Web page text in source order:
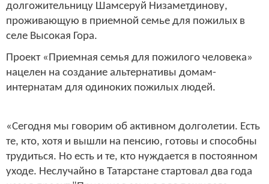
долгожительницу Шамсеруй Низаметдинову,
проживающую в приемной семье для пожилых в
селе Высокая Гора.
Проект «Приемная семья для пожилого человека»
нацелен на создание альтернативы домам-
интернатам для одиноких пожилых людей.
«Сегодня мы говорим об активном долголетии. Есть
те, кто, хотя и вышли на пенсию, готовы и способны
трудиться. Но есть и те, кто нуждается в постоянном
уходе. Неслучайно в Татарстане стартовал два года